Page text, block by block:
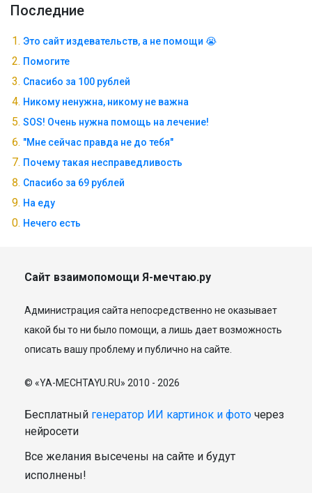
Последние
Это сайт издевательств, а не помощи 😭
Помогите
Спасибо за 100 рублей
Никому ненужна, никому не важна
SOS! Очень нужна помощь на лечение!
"Мне сейчас правда не до тебя"
Почему такая несправедливость
Спасибо за 69 рублей
На еду
Нечего есть
Сайт взаимопомощи Я-мечтаю.ру
Администрация сайта непосредственно не оказывает
какой бы то ни было помощи, а лишь дает возможность
описать вашу проблему и публично на сайте.
© «YA-MECHTAYU.RU» 2010 - 2026
Бесплатный генератор ИИ картинок и фото через
нейросети
Все желания высечены на сайте и будут
исполнены!